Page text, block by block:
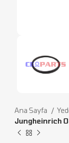
Ana Sayfa
Jungheinrich